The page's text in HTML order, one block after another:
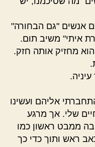
אנשים "גם הבחורה"
איתי" משיב תום.
מחזיק אותה חזק.
אליהם ועשינו
שלי. אך מרגע
ממבט ראשון כמו
ראש ותוך כדי כך